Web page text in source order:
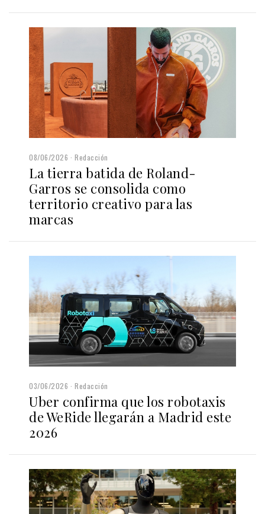
08/06/2026 Redacción
La tierra batida de Roland-
Garros se consolida como
territorio creativo para las
marcas
03/06/2026 Redacción
Uber confirma que los robotaxis
de WeRide llegarán a Madrid este
2026